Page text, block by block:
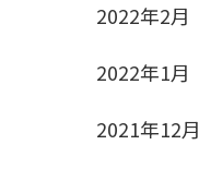
2022年2月
2022年1月
2021年12月